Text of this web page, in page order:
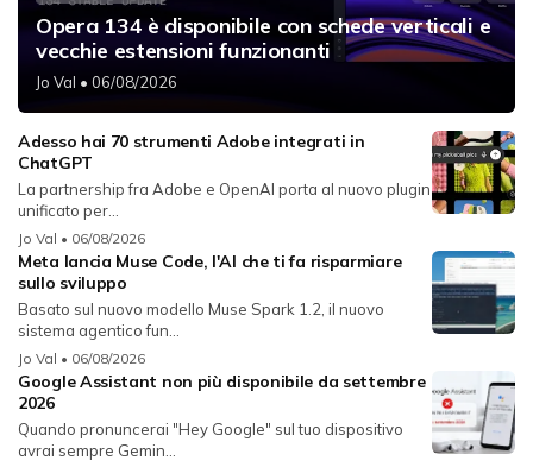
Opera 134 è disponibile con schede verticali e
vecchie estensioni funzionanti
Jo Val • 06/08/2026
Adesso hai 70 strumenti Adobe integrati in
ChatGPT
La partnership fra Adobe e OpenAI porta al nuovo plugin
unificato per...
Jo Val • 06/08/2026
Meta lancia Muse Code, l'AI che ti fa risparmiare
sullo sviluppo
Basato sul nuovo modello Muse Spark 1.2, il nuovo
sistema agentico fun...
Jo Val • 06/08/2026
Google Assistant non più disponibile da settembre
2026
Quando pronuncerai "Hey Google" sul tuo dispositivo
avrai sempre Gemin...